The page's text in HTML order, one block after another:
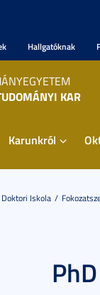
Hallgatóknak
KAR
Karunkról
Doktori Iskola